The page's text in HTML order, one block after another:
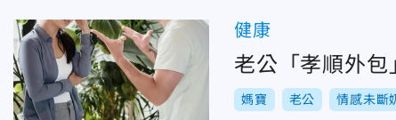
健康
老公「孝順外
媽寶 老公 情感未斷